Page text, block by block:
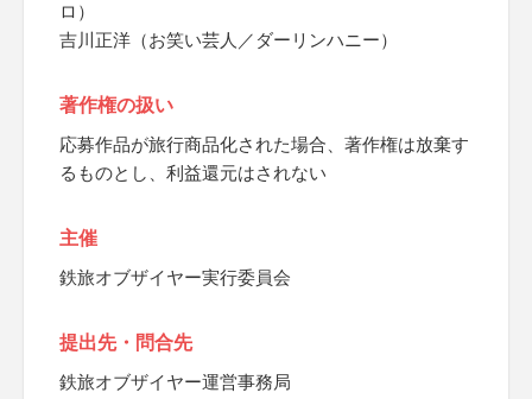
ロ）
吉川正洋（お笑い芸人／ダーリンハニー）
著作権の扱い
応募作品が旅行商品化された場合、著作権は放棄す
るものとし、利益還元はされない
主催
鉄旅オブザイヤー実行委員会
提出先・問合先
鉄旅オブザイヤー運営事務局